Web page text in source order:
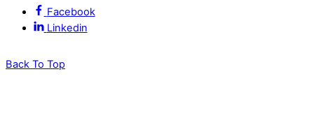
Facebook
Linkedin
Back To Top